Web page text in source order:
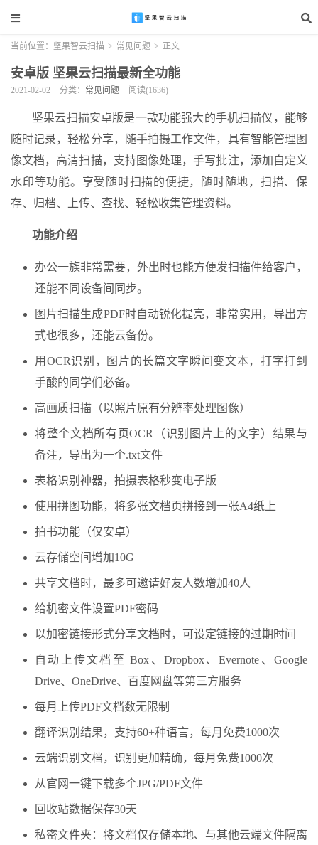
当前位置： 坚果智云扫描 > 常见问题 > 正文
安卓版 坚果云扫描最新全功能
2021-02-02 分类： 常见问题 阅读(1636)
坚果云扫描安卓版是一款功能强大的手机扫描仪，能够
随时记录，轻松分享，随手拍摄工作文件，具有智能管理图
像文档，高清扫描，支持图像处理，手写批注，添加自定义
水印等功能。享受随时扫描的便捷，随时随地，扫描、保
存、归档、上传、查找、轻松收集管理资料。
功能介绍
办公一族非常需要，外出时也能方便发扫描件给客户，
还能不同设备间同步。
图片扫描生成PDF时自动锐化提亮，非常实用，导出方
式也很多，还能云备份。
用OCR识别，图片的长篇文字瞬间变文本，打字打到
手酸的同学们必备。
高画质扫描（以照片原有分辨率处理图像）
将整个文档所有页OCR（识别图片上的文字）结果与
备注，导出为一个.txt文件
表格识别神器，拍摄表格秒变电子版
使用拼图功能，将多张文档页拼接到一张A4纸上
拍书功能（仅安卓）
云存储空间增加10G
共享文档时，最多可邀请好友人数增加40人
给机密文件设置PDF密码
以加密链接形式分享文档时，可设定链接的过期时间
自动上传文档至 Box、Dropbox、Evernote、Google
Drive、OneDrive、百度网盘等第三方服务
每月上传PDF文档数无限制
翻译识别结果，支持60+种语言，每月免费1000次
云端识别文档，识别更加精确，每月免费1000次
从官网一键下载多个JPG/PDF文件
回收站数据保存30天
私密文件夹：将文档仅存储本地、与其他云端文件隔离